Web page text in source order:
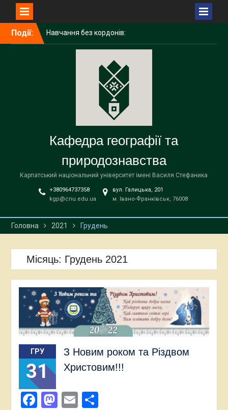
Події:
Навчання без кордонів:
мобільності ІРИНИ
ГАЛИЧУК в Поморському
університеті (Польща)
Вітаємо наших бакалаврів
із завершенням навчання!
Кафедра географії та
природознавства
Карпатський національний університет імені Василя Стефаника
+380964737358
kgp@cnu.edu.ua
вул. Галицька, 201
м. Івано-Франківськ, 76008
Головна 2021 Грудень
Місяць: Грудень 2021
ГРУ
31
З Новим роком та Різдвом
Христовим!!!
Facebook
Mastodon
EmailПоділитися